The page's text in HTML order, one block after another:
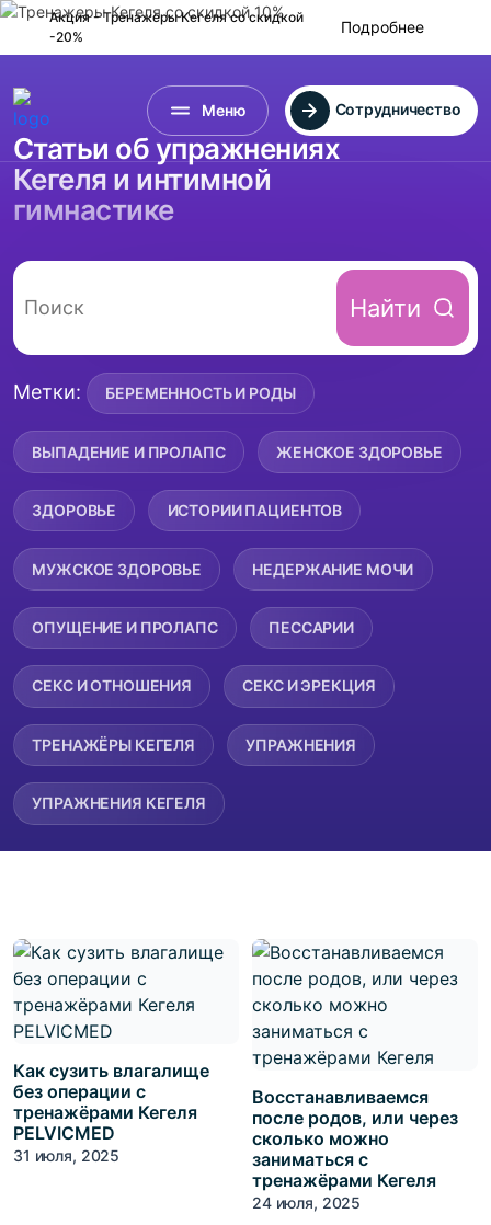
Акция - Тренажеры Кегелясо скидкой
-20%
Подробнее
Меню Сотрудничество
Статьи об упражнениях
Кегеля и интимной
гимнастике
Найти
Метки: БЕРЕМЕННОСТЬ И РОДЫ
ВЫПАДЕНИЕ И ПРОЛАПС ЖЕНСКОЕ ЗДОРОВЬЕ
ЗДОРОВЬЕ ИСТОРИИ ПАЦИЕНТОВ
МУЖСКОЕ ЗДОРОВЬЕ НЕДЕРЖАНИЕ МОЧИ
ОПУЩЕНИЕ И ПРОЛАПС ПЕССАРИИ
СЕКС И ОТНОШЕНИЯ СЕКС И ЭРЕКЦИЯ
ТРЕНАЖЁРЫ КЕГЕЛЯ УПРАЖНЕНИЯ
УПРАЖНЕНИЯ КЕГЕЛЯ
Как сузить влагалище
без операции с
тренажёрами Кегеля
PELVICMED
31 июля, 2025
Восстанавливаемся
после родов, или через
сколько можно
заниматься с
тренажёрами Кегеля
24 июля, 2025